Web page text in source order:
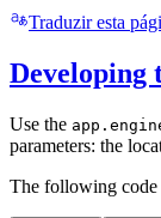
Traduzir esta
Developing
Use the
parameters: the
The following code